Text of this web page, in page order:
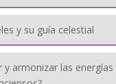
y su guía celestial
y armonizar las energías